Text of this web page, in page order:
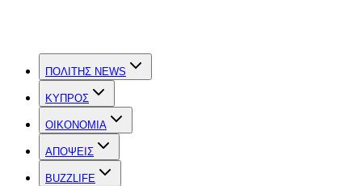
ΠΟΛΙΤΗΣ NEWS
ΚΥΠΡΟΣ
OIKONOMIA
ΑΠΟΨΕΙΣ
BUZZLIFE